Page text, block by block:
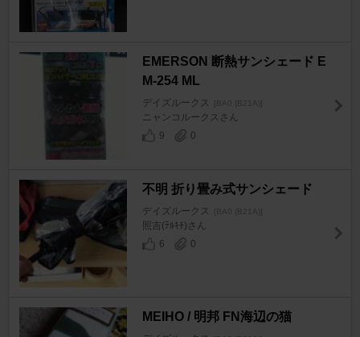
EMERSON 断熱サンシェード E
M-254 ML
デイズルークス [BA0 (B21A)]
ニャンコルークスさん
9
0
不明 折り畳み式サンシェード
デイズルークス [BA0 (B21A)]
照吉(ﾃﾙｷﾁ)さん
6
0
MEIHO / 明邦 FN海辺の猫